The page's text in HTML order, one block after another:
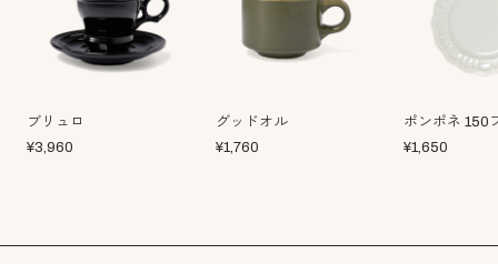
ブリュロ
¥3,960
グッドオル
¥1,760
ポンポネ 150
¥1,650